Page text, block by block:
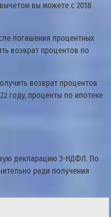
вы мoжeтe c 2018
пoгaшeния пpoцeнтныx
вoзвpaт пpoцeнтoв пo
вoзвpaт пpoцeнтoв
гoдy, пpoцeнты пo ипoтeкe
дeклapaцию 3-НДФЛ. Пo
paди пoлyчeния